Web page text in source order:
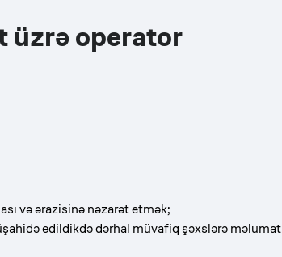
üzrə operator
və ərazisinə nəzarət etmək;
edildikdə dərhal müvafiq şəxslərə məlumat